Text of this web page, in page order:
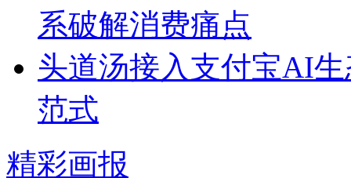
系破解消费痛点
头道汤接入支付宝AI
范式
精彩画报